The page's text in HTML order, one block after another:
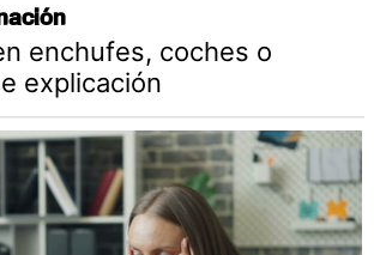
enchufes, coches o
explicación